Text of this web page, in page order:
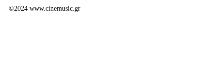
©2024 www.cinemusic.gr